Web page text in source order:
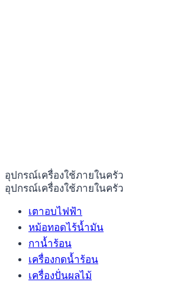
อุปกรณ์เครื่องใช้ภายในครัว
อุปกรณ์เครื่องใช้ภายในครัว
เตาอบไฟฟ้า
หม้อทอดไร้น้ำมัน
กาน้ำร้อน
เครื่องกดน้ำร้อน
เครื่องปั่นผลไม้